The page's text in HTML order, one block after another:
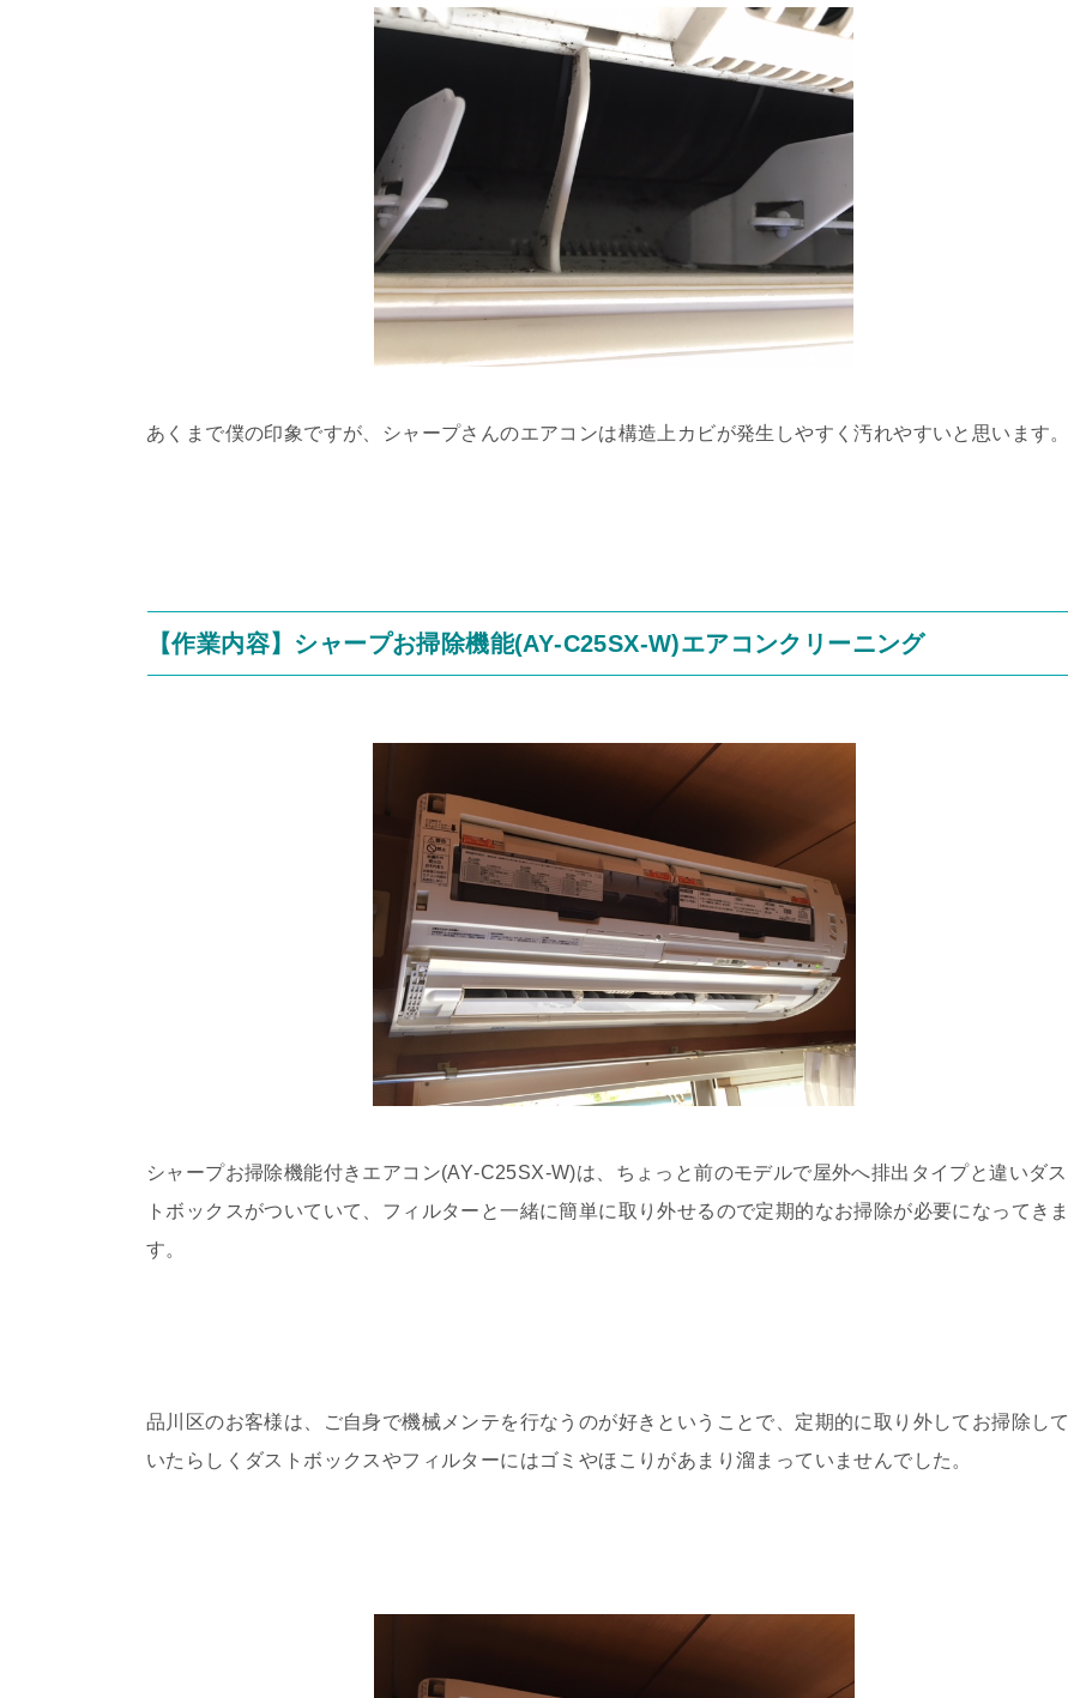
あくまで僕の印象ですが、シャープさんのエアコンは構造上カビが発生しやすく汚れやすいと思います。
【作業内容】シャープお掃除機能(AY‐C25SX‐W)エアコンクリーニング
シャープお掃除機能付きエアコン(AY‐C25SX‐W)は、ちょっと前のモデルで屋外へ排出タイプと違いダス
トボックスがついていて、フィルターと一緒に簡単に取り外せるので定期的なお掃除が必要になってきま
す。
品川区のお客様は、ご自身で機械メンテを行なうのが好きということで、定期的に取り外してお掃除して
いたらしくダストボックスやフィルターにはゴミやほこりがあまり溜まっていませんでした。